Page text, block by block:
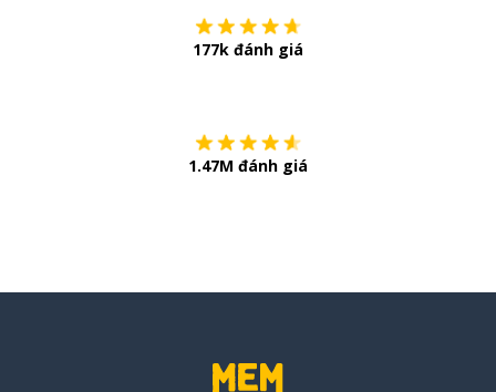
177k đánh giá
1.47M đánh giá